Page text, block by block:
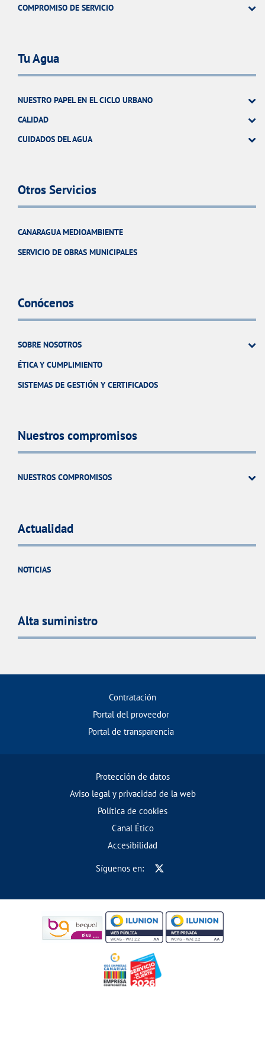
COMPROMISO DE SERVICIO
Tu Agua
NUESTRO PAPEL EN EL CICLO URBANO
CALIDAD
CUIDADOS DEL AGUA
Otros Servicios
CANARAGUA MEDIOAMBIENTE
SERVICIO DE OBRAS MUNICIPALES
Conócenos
SOBRE NOSOTROS
ÉTICA Y CUMPLIMIENTO
SISTEMAS DE GESTIÓN Y CERTIFICADOS
Nuestros compromisos
NUESTROS COMPROMISOS
Actualidad
NOTICIAS
Alta suministro
Contratación
Portal del proveedor
Portal de transparencia
Protección de datos
Aviso legal y privacidad de la web
Política de cookies
Canal Ético
Accesibilidad
Síguenos en: